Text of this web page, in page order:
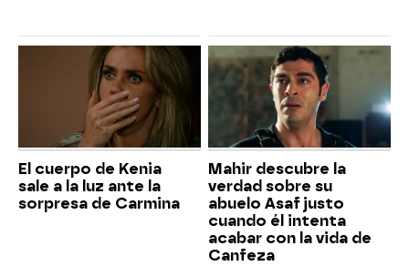
El cuerpo de Kenia
sale a la luz ante la
sorpresa de Carmina
Mahir descubre la
verdad sobre su
abuelo Asaf justo
cuando él intenta
acabar con la vida de
Canfeza